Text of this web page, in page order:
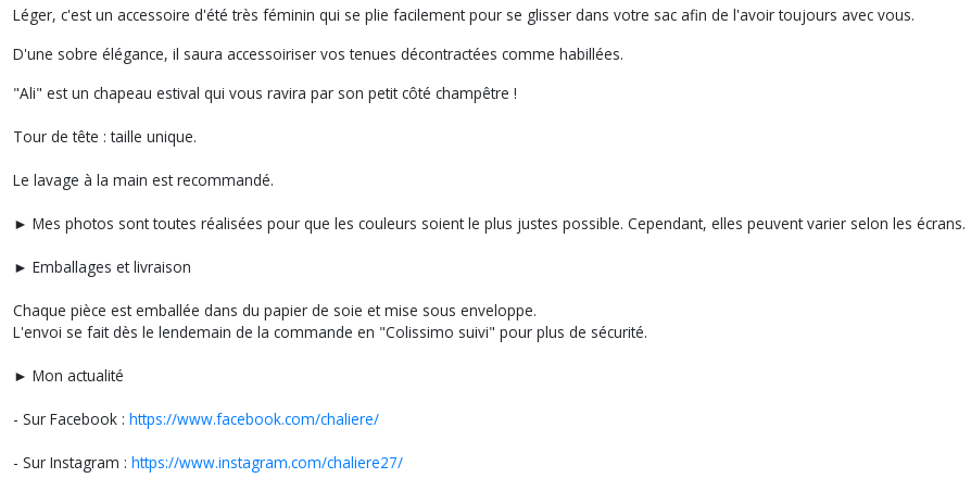
Léger, c'est un accessoire d'été très féminin qui se plie facilement pour se glisser dans votre sac afin de l'avoir toujours avec vous.
D'une sobre élégance, il saura accessoiriser vos tenues décontractées comme habillées.
"Ali" est un chapeau estival qui vous ravira par son petit côté champêtre !
Tour de tête : taille unique.
Le lavage à la main est recommandé.
► Mes photos sont toutes réalisées pour que les couleurs soient le plus justes possible. Cependant, elles peuvent varier selon les écrans.
► Emballages et livraison
Chaque pièce est emballée dans du papier de soie et mise sous enveloppe.
L'envoi se fait dès le lendemain de la commande en "Colissimo suivi" pour plus de sécurité.
► Mon actualité
- Sur Facebook : https://www.facebook.com/chaliere/
- Sur Instagram : https://www.instagram.com/chaliere27/